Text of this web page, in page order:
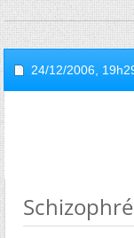
24/12/2006,